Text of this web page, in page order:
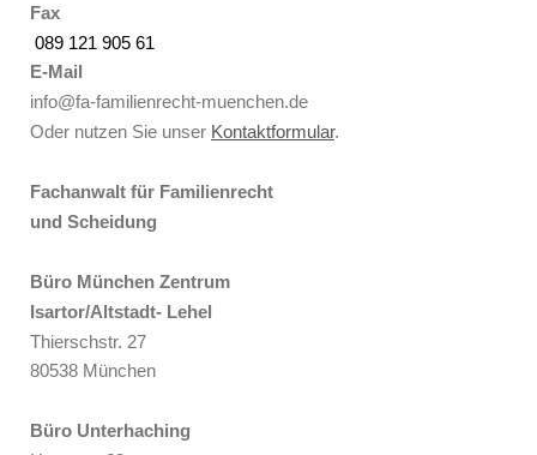
Fax
089 121 905 61
E-Mail
info@fa-familienrecht-muenchen.de
Oder nutzen Sie unser Kontaktformular.
Fachanwalt für Familienrecht
und Scheidung
Büro München Zentrum
Isartor/Altstadt- Lehel
Thierschstr. 27
80538 München
Büro Unterhaching